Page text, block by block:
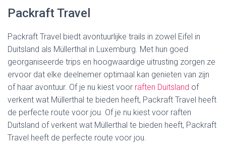
Packraft Travel
Packraft Travel biedt avontuurlijke trails in zowel Eifel in
Duitsland als Müllerthal in Luxemburg. Met hun goed
georganiseerde trips en hoogwaardige uitrusting zorgen ze
ervoor dat elke deelnemer optimaal kan genieten van zijn
of haar avontuur. Of je nu kiest voor raften Duitsland of
verkent wat Müllerthal te bieden heeft, Packraft Travel heeft
de perfecte route voor jou. Of je nu kiest voor raften
Duitsland of verkent wat Müllerthal te bieden heeft, Packraft
Travel heeft de perfecte route voor jou.